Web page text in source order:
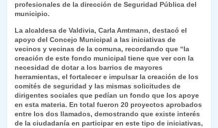
profesionales de la dirección de Seguridad Pública del
municipio.
La alcaldesa de Valdivia, Carla Amtmann, destacó el
apoyo del Concejo Municipal a las iniciativas de
vecinos y vecinas de la comuna, recordando que “la
creación de este fondo municipal tiene que ver con la
necesidad de dotar a los barrios de mayores
herramientas, el fortalecer e impulsar la creación de los
comités de seguridad y las mismas solicitudes de
dirigentes sociales que pedían un fondo que los apoye
en esta materia. En total fueron 20 proyectos aprobados
entre los dos llamados, demostrando que existe interés
de la ciudadanía en participar en este tipo de iniciativas,